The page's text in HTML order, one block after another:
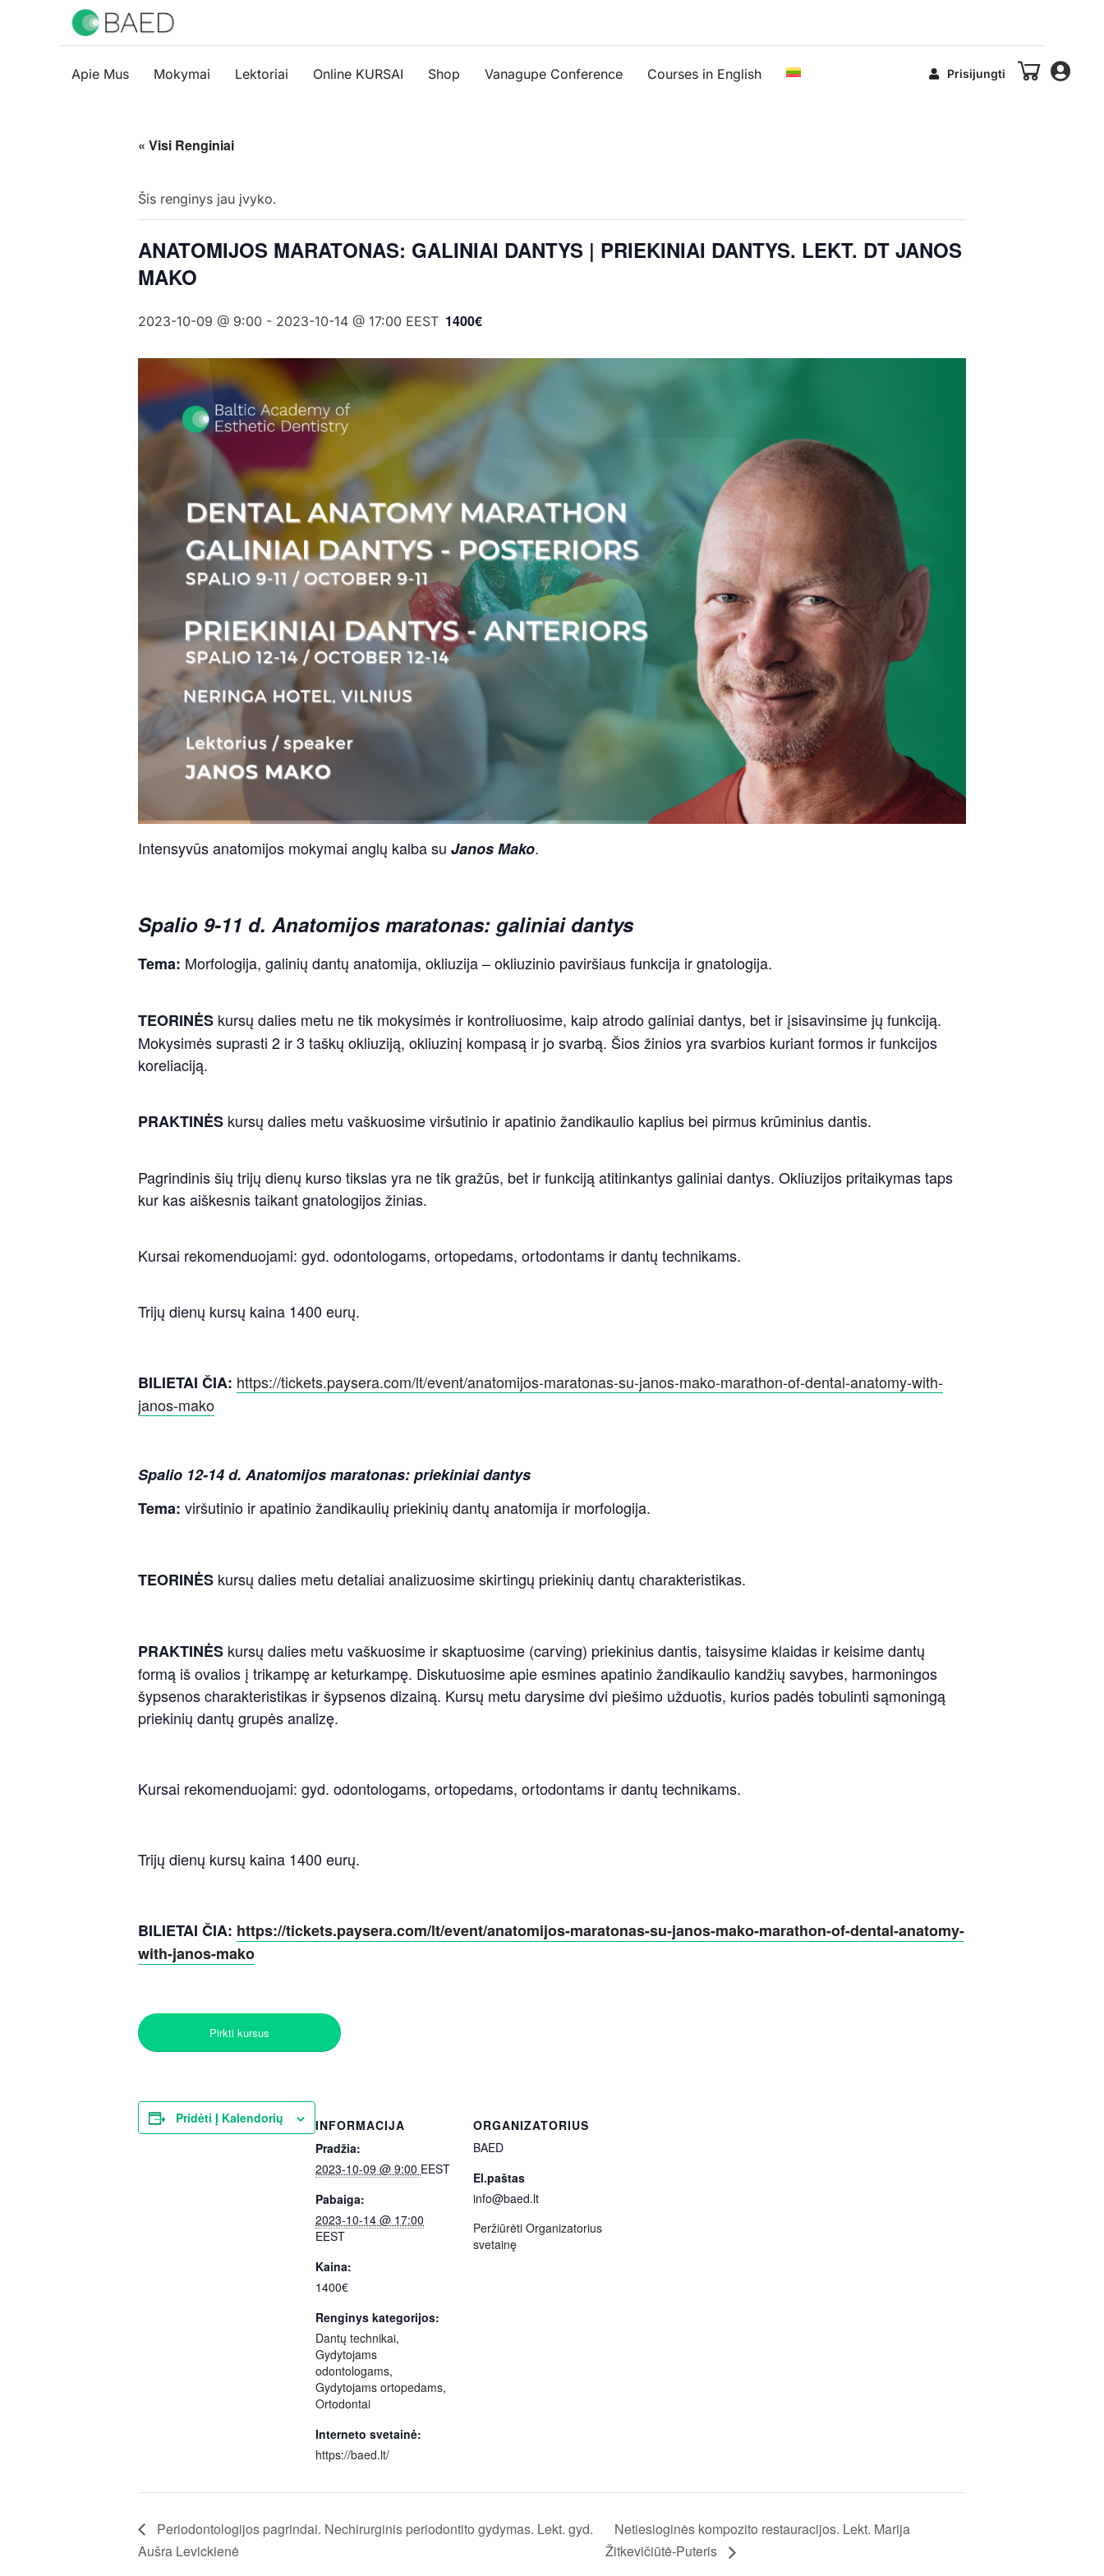
Apie Mus Mokymai Lektoriai Online KURSAI Shop Vanagupe Conference Courses in English Prisijungti
« Visi Renginiai
Šis renginys jau įvyko.
ANATOMIJOS MARATONAS: GALINIAI DANTYS | PRIEKINIAI DANTYS. LEKT. DT JANOS
MAKO
2023-10-09 @ 9:00 - 2023-10-14 @ 17:00 EEST 1400€
Intensyvūs anatomijos mokymai anglų kalba su Janos Mako.
Spalio 9-11 d. Anatomijos maratonas: galiniai dantys
Tema: Morfologija, galinių dantų anatomija, okliuzija – okliuzinio paviršiaus funkcija ir gnatologija.
TEORINĖS kursų dalies metu ne tik mokysimės ir kontroliuosime, kaip atrodo galiniai dantys, bet ir įsisavinsime jų funkciją.
Mokysimės suprasti 2 ir 3 taškų okliuziją, okliuzinį kompasą ir jo svarbą. Šios žinios yra svarbios kuriant formos ir funkcijos
koreliaciją.
PRAKTINĖS kursų dalies metu vaškuosime viršutinio ir apatinio žandikaulio kaplius bei pirmus krūminius dantis.
Pagrindinis šių trijų dienų kurso tikslas yra ne tik gražūs, bet ir funkciją atitinkantys galiniai dantys. Okliuzijos pritaikymas taps
kur kas aiškesnis taikant gnatologijos žinias.
Kursai rekomenduojami: gyd. odontologams, ortopedams, ortodontams ir dantų technikams.
Trijų dienų kursų kaina 1400 eurų.
BILIETAI ČIA: https://tickets.paysera.com/lt/event/anatomijos-maratonas-su-janos-mako-marathon-of-dental-anatomy-with-
janos-mako
Spalio 12-14 d. Anatomijos maratonas: priekiniai dantys
Tema: viršutinio ir apatinio žandikaulių priekinių dantų anatomija ir morfologija.
TEORINĖS kursų dalies metu detaliai analizuosime skirtingų priekinių dantų charakteristikas.
PRAKTINĖS kursų dalies metu vaškuosime ir skaptuosime (carving) priekinius dantis, taisysime klaidas ir keisime dantų
formą iš ovalios į trikampę ar keturkampę. Diskutuosime apie esmines apatinio žandikaulio kandžių savybes, harmoningos
šypsenos charakteristikas ir šypsenos dizainą. Kursų metu darysime dvi piešimo užduotis, kurios padės tobulinti sąmoningą
priekinių dantų grupės analizę.
Kursai rekomenduojami: gyd. odontologams, ortopedams, ortodontams ir dantų technikams.
Trijų dienų kursų kaina 1400 eurų.
BILIETAI ČIA: https://tickets.paysera.com/lt/event/anatomijos-maratonas-su-janos-mako-marathon-of-dental-anatomy-
with-janos-mako
Pirkti kursus
Pridėti Į Kalendorių
INFORMACIJA
Pradžia:
2023-10-09 @ 9:00 EEST
Pabaiga:
2023-10-14 @ 17:00
EEST
Kaina:
1400€
Renginys kategorijos:
Dantų technikai,
Gydytojams
odontologams,
Gydytojams ortopedams,
Ortodontai
Interneto svetainė:
https://baed.lt/
ORGANIZATORIUS
BAED
El.paštas
info@baed.lt
Peržiūrėti Organizatorius
svetainę
Periodontologijos pagrindai. Nechirurginis periodontito gydymas. Lekt. gyd.
Aušra Levickienė
Netiesioginės kompozito restauracijos. Lekt. Marija
Žitkevičiūtė-Puteris